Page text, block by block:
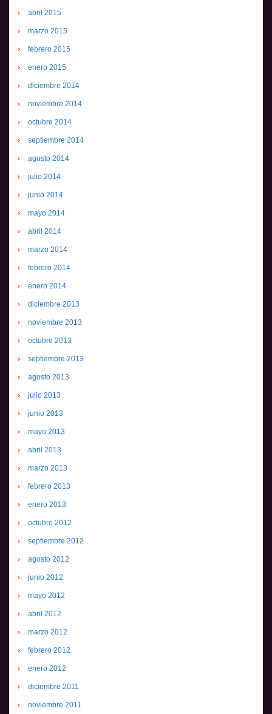
abril 2015
marzo 2015
febrero 2015
enero 2015
diciembre 2014
noviembre 2014
octubre 2014
septiembre 2014
agosto 2014
julio 2014
junio 2014
mayo 2014
abril 2014
marzo 2014
febrero 2014
enero 2014
diciembre 2013
noviembre 2013
octubre 2013
septiembre 2013
agosto 2013
julio 2013
junio 2013
mayo 2013
abril 2013
marzo 2013
febrero 2013
enero 2013
octubre 2012
septiembre 2012
agosto 2012
junio 2012
mayo 2012
abril 2012
marzo 2012
febrero 2012
enero 2012
diciembre 2011
noviembre 2011